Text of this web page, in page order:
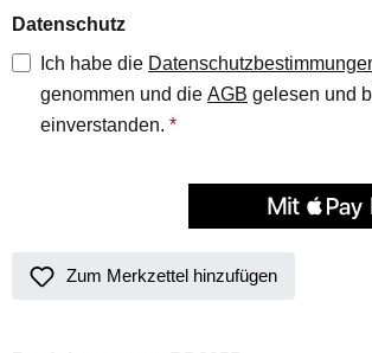
Datenschutz
Ich habe die
genommen und die AGB gelesen und
einverstanden. *
Zum Merkzettel hinzufügen